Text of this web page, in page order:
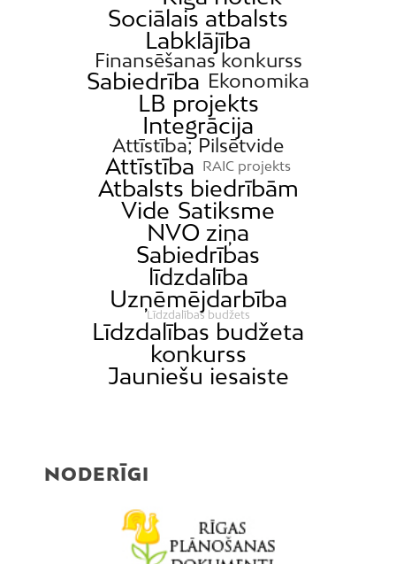
Sociālais atbalsts
Labklājība
Finansēšanas konkurss
Sabiedrība Ekonomika
LB projekts
Integrācija
Attīstība; Pilsētvide
Attīstība RAIC projekts
Atbalsts biedrībām
Vide Satiksme
NVO ziņa
Sabiedrības
līdzdalība
Uzņēmējdarbība
Līdzdalības budžets
Līdzdalības budžeta
konkurss
Jauniešu iesaiste
NODERĪGI